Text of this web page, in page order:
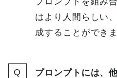
はより人間らしい
成することができま
プロンプトには、